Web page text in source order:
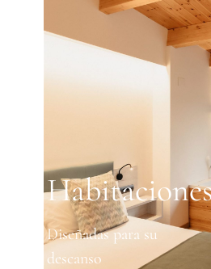
Diseñadas para su
descanso